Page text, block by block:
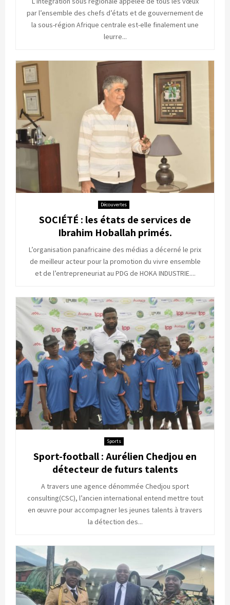
par l’ensemble des chefs d’états et de gouvernement de
la sous-région Afrique centrale est-elle finalement une
leurre...
Découvertes
SOCIÉTÉ : les états de services de
Ibrahim Hoballah primés.
L’organisation panafricaine des médias a décerné le prix
de meilleur acteur pour la promotion du vivre ensemble
et de l’entrepreneuriat au PDG de HOKA INDUSTRIE....
Sports
Sport-football : Aurélien Chedjou en
détecteur de futurs talents
A travers une agence dénommée Chedjou sport
consulting(CSC), l’ancien international entend mettre tout
en œuvre pour accompagner les jeunes talents à travers
la détection des...